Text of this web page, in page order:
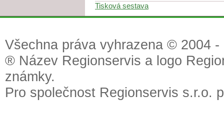
Tisková sestava
Všechna práva vyhrazena © 2004
® Název Regionservis a logo
známky.
Pro společnost Regionservis s.r.o.